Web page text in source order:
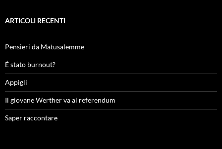
ARTICOLI RECENTI
Pensieri da Matusalemme
É stato burnout?
Appigli
Il giovane Werther va al referendum
Saper raccontare